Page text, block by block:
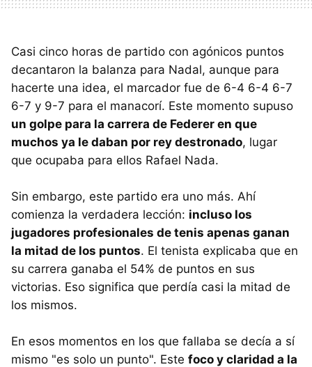
Casi cinco horas de partido con agónicos puntos
decantaron la balanza para Nadal, aunque para
hacerte una idea, el marcador fue de 6-4 6-4 6-7
6-7 y 9-7 para el manacorí. Este momento supuso
un golpe para la carrera de Federer en que
muchos ya le daban por rey destronado, lugar
que ocupaba para ellos Rafael Nada.
Sin embargo, este partido era uno más. Ahí
comienza la verdadera lección: incluso los
jugadores profesionales de tenis apenas ganan
la mitad de los puntos. El tenista explicaba que en
su carrera ganaba el 54% de puntos en sus
victorias. Eso significa que perdía casi la mitad de
los mismos.
En esos momentos en los que fallaba se decía a sí
mismo "es solo un punto". Este foco y claridad a la